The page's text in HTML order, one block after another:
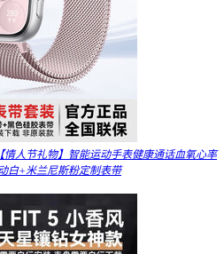
情人节礼物】智能运动手表健康通话血氧心率
白+米兰尼斯粉定制表带